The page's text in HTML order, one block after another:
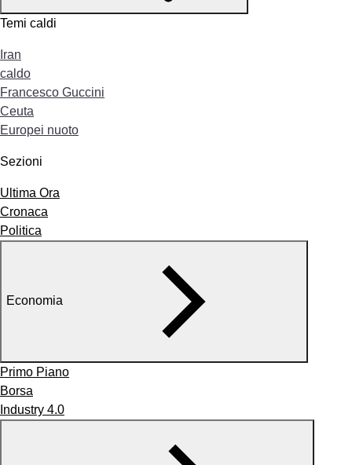
Temi caldi
Iran
caldo
Francesco Guccini
Ceuta
Europei nuoto
Sezioni
Ultima Ora
Cronaca
Politica
Economia
Primo Piano
Borsa
Industry 4.0